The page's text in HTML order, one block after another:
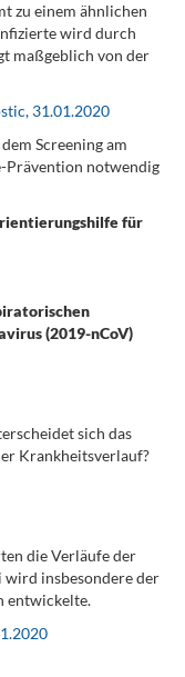
zu einem ähnlichen
wird durch
maßgeblich von der
31.01.2020
Screening am
Prävention notwendig
für
(2019-nCoV)
sich das
Krankheitsverlauf?
die Verläufe der
wird insbesondere der
entwickelte.